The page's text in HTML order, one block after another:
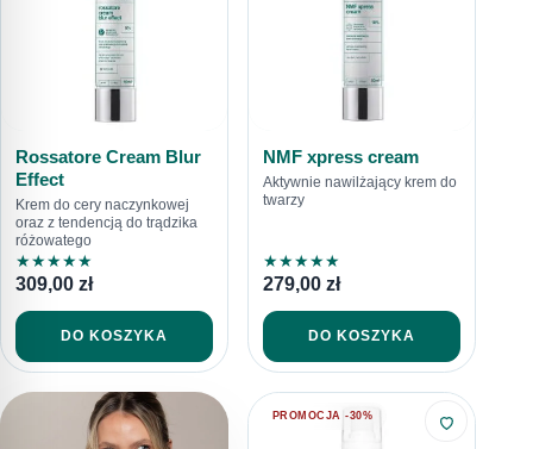
Rossatore Cream Blur
Effect
Krem do cery naczynkowej
oraz z tendencją do trądzika
różowatego
★★★★★
309,00 zł
DO KOSZYKA
NMF xpress cream
Aktywnie nawilżający krem do
twarzy
★★★★★
279,00 zł
DO KOSZYKA
PROMOCJA -30%